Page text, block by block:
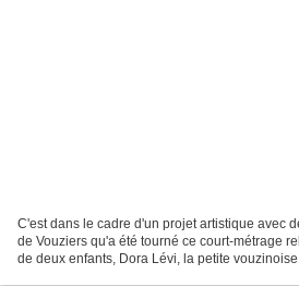
C'est dans le cadre d'un projet artistique avec
de Vouziers qu'a été tourné ce court-métrage
de deux enfants, Dora Lévi, la petite